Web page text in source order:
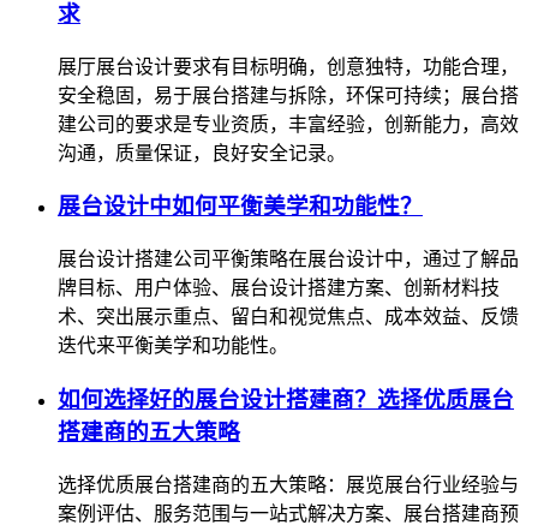
求
展厅展台设计要求有目标明确，创意独特，功能合理，
安全稳固，易于展台搭建与拆除，环保可持续；展台搭
建公司的要求是专业资质，丰富经验，创新能力，高效
沟通，质量保证，良好安全记录。
展台设计中如何平衡美学和功能性？
展台设计搭建公司平衡策略在展台设计中，通过了解品
牌目标、用户体验、展台设计搭建方案、创新材料技
术、突出展示重点、留白和视觉焦点、成本效益、反馈
迭代来平衡美学和功能性。
如何选择好的展台设计搭建商？选择优质展台
搭建商的五大策略
选择优质展台搭建商的五大策略：展览展台行业经验与
案例评估、服务范围与一站式解决方案、展台搭建商预